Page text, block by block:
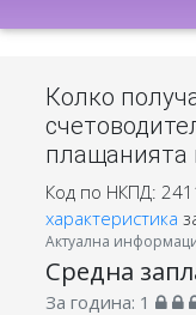
Колко
Код по НКПД:
характеристика
Актуална
Средна
За година: 1